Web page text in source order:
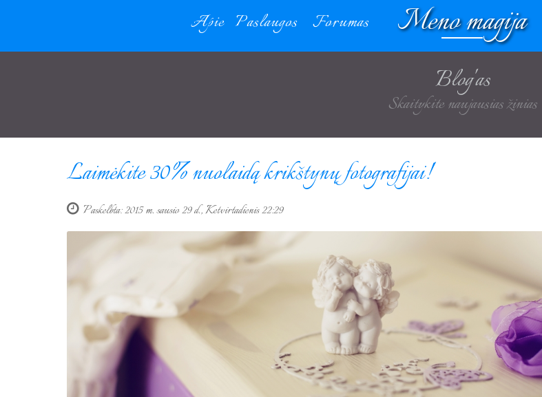
Apie Paslaugos Forumas Meno magija
Blog'as
Skaitykite naujausias žinias
Laimėkite 30% nuolaidą krikštynų fotografijai!
Paskelbta: 2015 m. sausio 29 d., Ketvirtadienis 22:29